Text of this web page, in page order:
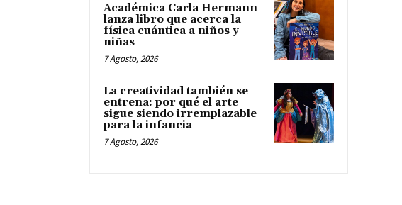
Académica Carla Hermann
lanza libro que acerca la
física cuántica a niños y
niñas
7 Agosto, 2026
La creatividad también se
entrena: por qué el arte
sigue siendo irremplazable
para la infancia
7 Agosto, 2026